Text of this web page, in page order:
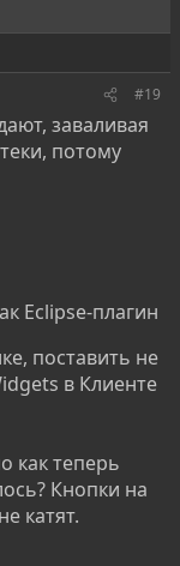
#19
заваливая
потому
Eclipse-плагин
поставить не
в Клиенте
как теперь
Кнопки на
катят.